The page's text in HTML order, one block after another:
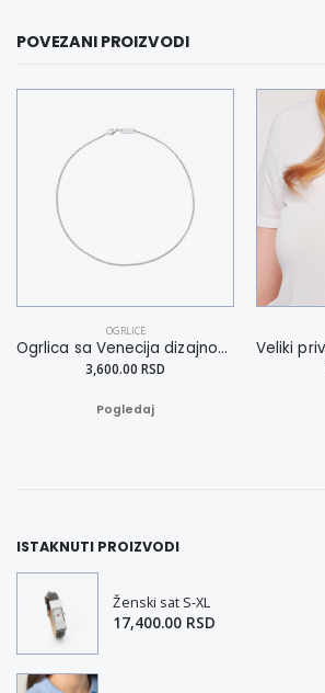
POVEZANI PROIZVODI
OGRLICE
Ogrlica sa Venecija dizajnom XL
3,600.00 RSD
Pogledaj
ISTAKNUTI PROIZVODI
Ženski sat S-XL
17,400.00 RSD